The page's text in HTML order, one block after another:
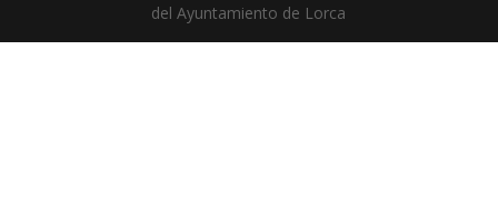
del Ayuntamiento de Lorca